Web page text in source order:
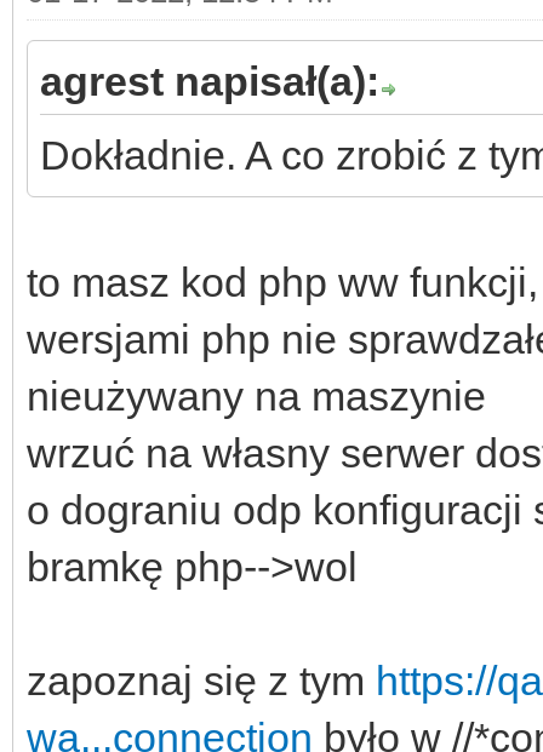
agrest napisał(a):
Dokładnie. A co zrobić z
to masz kod php ww
wersjami php nie
nieużywany na maszynie
wrzuć na własny serwer
o dograniu odp konfiguracji
bramkę php-->wol
zapoznaj się z tym https://
wa...connection było w //